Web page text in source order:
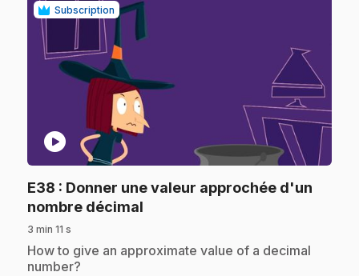
Subscription
play_circle
E38 : Donner une valeur approchée d'un
nombre décimal
3 min 11 s
.How to give an approximate value of a decimal
number?